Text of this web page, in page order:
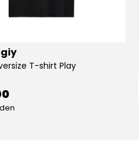
T-shirt Play